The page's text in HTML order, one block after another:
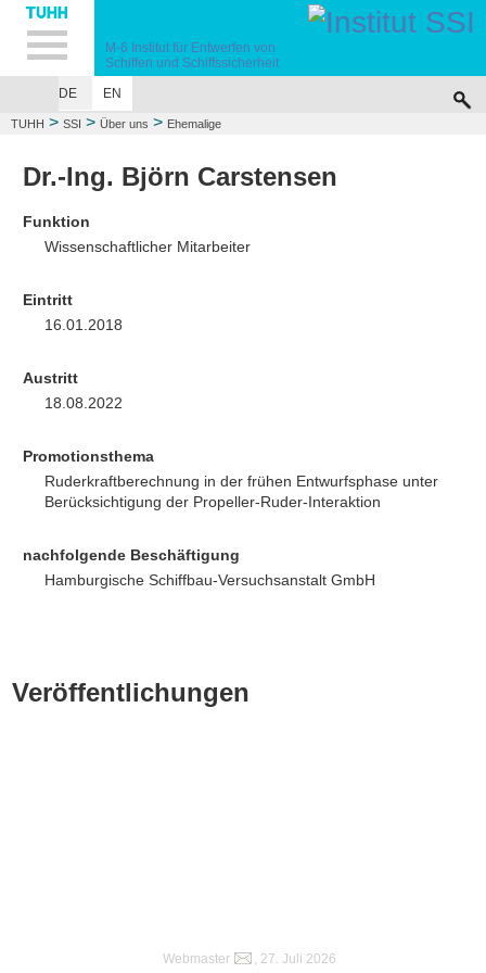
Hauptnavigation
Unternavigation
Inhalt
Suche
M-6 Institut für Entwerfen von
Schiffen und Schiffssicherheit
DE
EN
TUHH > SSI > Über uns > Ehemalige
Dr.-Ing. Björn Carstensen
Funktion
Wissenschaftlicher Mitarbeiter
Eintritt
16.01.2018
Austritt
18.08.2022
Promotionsthema
Ruderkraftberechnung in der frühen Entwurfsphase unter
Berücksichtigung der Propeller-Ruder-Interaktion
nachfolgende Beschäftigung
Hamburgische Schiffbau-Versuchsanstalt GmbH
Veröffentlichungen
Webmaster , 27. Juli 2026